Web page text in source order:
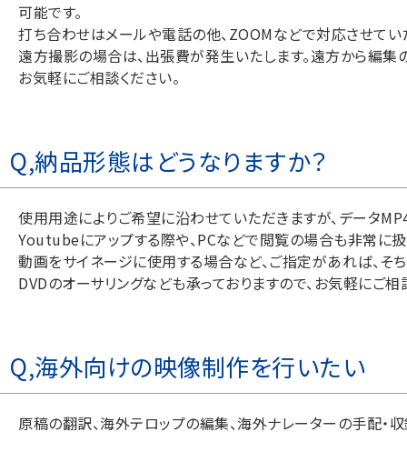
可能です。
打ち合わせはメールや電話の他、ZOOMなどで対応させてい
遠方撮影の場合は、出張費が発生いたします。遠方から編集
お気軽にご相談ください。
Q,納品形態はどうなりますか？
使用用途によりご希望に沿わせていただきますが、データ
Youtubeにアップする際や、PCなどで閲覧の場合も非常に扱
動画をサイネージに使用する場合など、ご指定があれば、そ
DVDのオーサリングなども承っておりますので、お気軽にご相
Q,海外向けの映像制作を行いたい
原稿の翻訳、海外テロップの編集、海外ナレーターの手配・